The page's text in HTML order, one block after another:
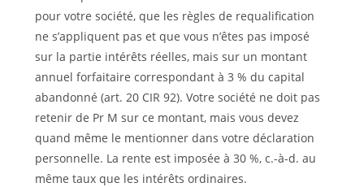
pour votre société, que les règles de requalification
ne s’appliquent pas et que vous n’êtes pas imposé
sur la partie intérêts réelles, mais sur un montant
annuel forfaitaire correspondant à 3 % du capital
abandonné (art. 20 CIR 92). Votre société ne doit pas
retenir de Pr M sur ce montant, mais vous devez
quand même le mentionner dans votre déclaration
personnelle. La rente est imposée à 30 %, c.-à-d. au
même taux que les intérêts ordinaires.